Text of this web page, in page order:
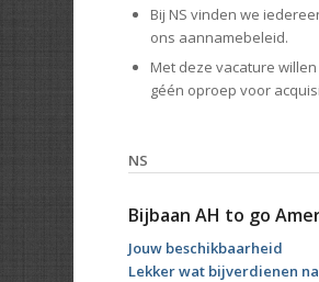
Bij NS vinden we
ons aannamebeleid.
Met deze vacature
géén oproep voor
NS
Bijbaan AH to go
Jouw beschikbaarheid
Lekker wat bijverdienen